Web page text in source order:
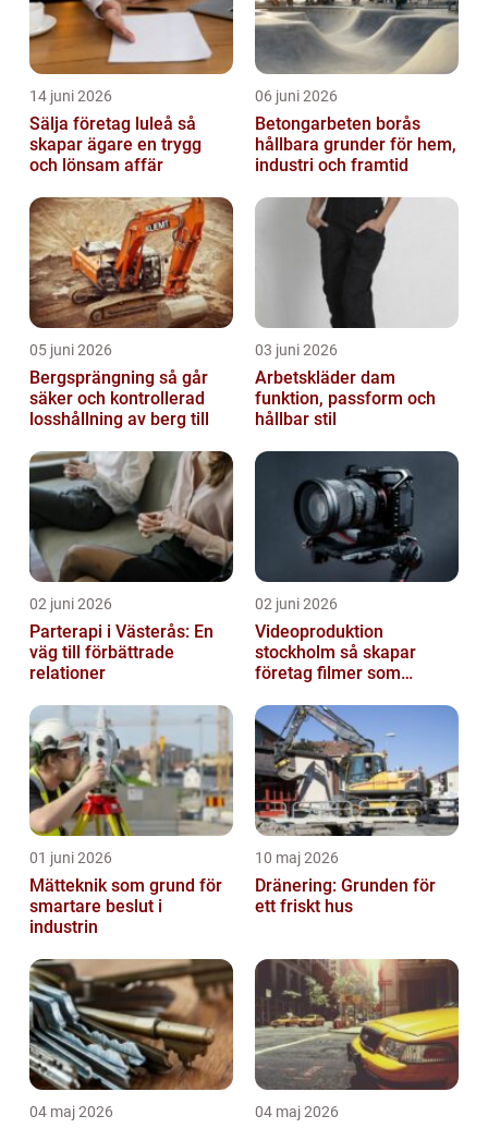
14 juni 2026
Sälja företag luleå så
skapar ägare en trygg
och lönsam affär
06 juni 2026
Betongarbeten borås
hållbara grunder för hem,
industri och framtid
05 juni 2026
Bergsprängning så går
säker och kontrollerad
losshållning av berg till
03 juni 2026
Arbetskläder dam
funktion, passform och
hållbar stil
02 juni 2026
Parterapi i Västerås: En
väg till förbättrade
relationer
02 juni 2026
Videoproduktion
stockholm så skapar
företag filmer som
01 juni 2026
Mätteknik som grund för
smartare beslut i
industrin
10 maj 2026
Dränering: Grunden för
ett friskt hus
04 maj 2026 04 maj 2026